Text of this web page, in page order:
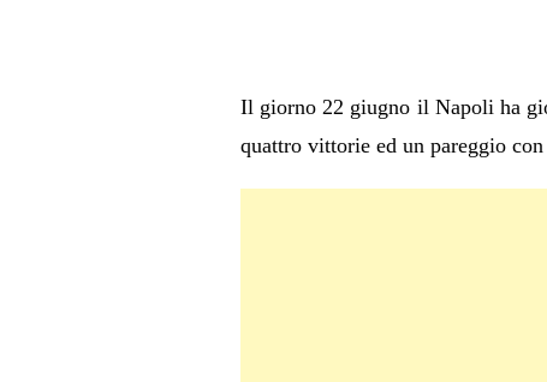
Il giorno 22 giugno il Napoli ha
quattro vittorie ed un pareggio